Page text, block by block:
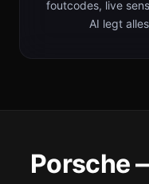
foutcodes, live
AI legt
Porsche